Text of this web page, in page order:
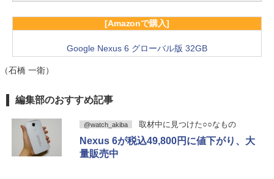
[Amazonで購入]
Google Nexus 6 グローバル版 32GB
（石橋 一衛）
編集部のおすすめ記事
@watch_akiba 取材中に見つけた○○なもの
Nexus 6が税込49,800円に値下がり、大
量販売中